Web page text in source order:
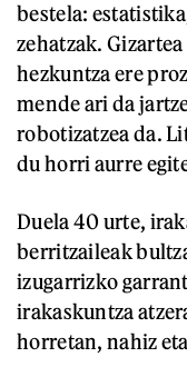
bestela:
zehatzak.
hezkuntza ere
mende ari da
robotizatzea da.
du horri aurre
Duela 40 urte,
berritzaileak
izugarrizko
irakaskuntza
horretan, nahiz